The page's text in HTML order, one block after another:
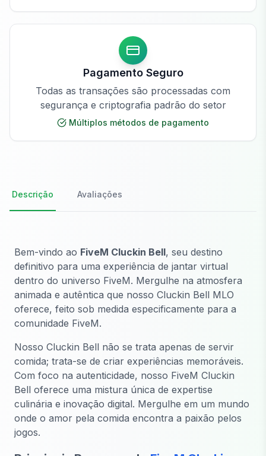
Pagamento Seguro
Todas as transações são processadas com
segurança e criptografia padrão do setor
Múltiplos métodos de pagamento
Descrição Avaliações
Bem-vindo ao FiveM Cluckin Bell, seu destino
definitivo para uma experiência de jantar virtual
dentro do universo FiveM. Mergulhe na atmosfera
animada e autêntica que nosso Cluckin Bell MLO
oferece, feito sob medida especificamente para a
comunidade FiveM.
Nosso Cluckin Bell não se trata apenas de servir
comida; trata-se de criar experiências memoráveis.
Com foco na autenticidade, nosso FiveM Cluckin
Bell oferece uma mistura única de expertise
culinária e inovação digital. Mergulhe em um mundo
onde o amor pela comida encontra a paixão pelos
jogos.